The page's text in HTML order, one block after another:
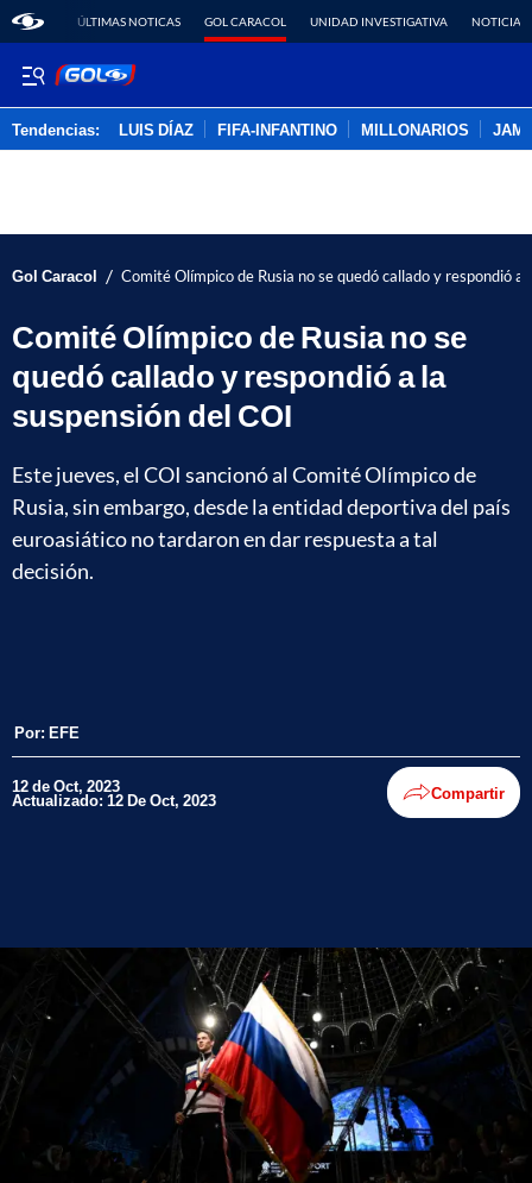
ÚLTIMAS NOTICAS GOL CARACOL UNIDAD INVESTIGATIVA NOTICIAS
Tendencias: LUIS DÍAZ FIFA-INFANTINO MILLONARIOS
Gol Caracol / Comité Olímpico de Rusia no se quedó callado y respondió a
Comité Olímpico de Rusia no se
quedó callado y respondió a la
suspensión del COI
Este jueves, el COI sancionó al Comité Olímpico de
Rusia, sin embargo, desde la entidad deportiva del país
euroasiático no tardaron en dar respuesta a tal
decisión.
Por: EFE
12 de Oct, 2023
Actualizado: 12 De Oct, 2023 Compartir